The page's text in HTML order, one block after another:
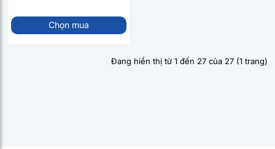
Chọn mua
Đang hiển thị từ 1 đến 27 của 27 (1 trang)